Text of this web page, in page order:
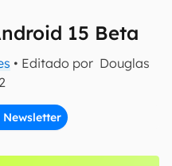
15 Beta
• Editado por Douglas
Newsletter
em primeira
se